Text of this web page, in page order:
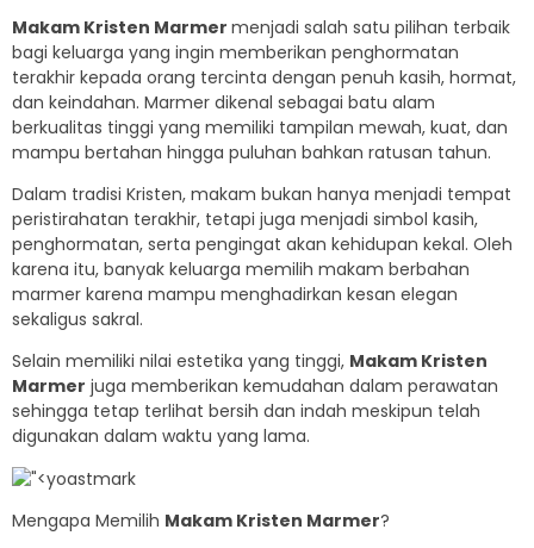
Makam Kristen Marmer menjadi salah satu pilihan terbaik
bagi keluarga yang ingin memberikan penghormatan
terakhir kepada orang tercinta dengan penuh kasih, hormat,
dan keindahan. Marmer dikenal sebagai batu alam
berkualitas tinggi yang memiliki tampilan mewah, kuat, dan
mampu bertahan hingga puluhan bahkan ratusan tahun.
Dalam tradisi Kristen, makam bukan hanya menjadi tempat
peristirahatan terakhir, tetapi juga menjadi simbol kasih,
penghormatan, serta pengingat akan kehidupan kekal. Oleh
karena itu, banyak keluarga memilih makam berbahan
marmer karena mampu menghadirkan kesan elegan
sekaligus sakral.
Selain memiliki nilai estetika yang tinggi, Makam Kristen
Marmer juga memberikan kemudahan dalam perawatan
sehingga tetap terlihat bersih dan indah meskipun telah
digunakan dalam waktu yang lama.
Mengapa Memilih Makam Kristen Marmer?